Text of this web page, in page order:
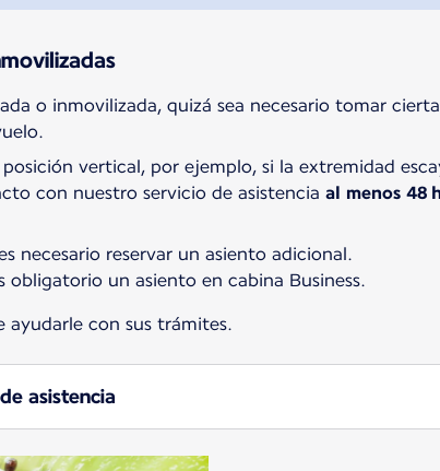
o inmovilizada, quizá sea necesario tomar
vertical, por ejemplo, si la extremidad
con nuestro servicio de asistencia al menos 48
necesario reservar un asiento adicional.
obligatorio un asiento en cabina Business.
ayudarle con sus trámites.
asistencia